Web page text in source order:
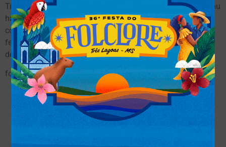
Treze vítimas estão hospitalizadas. Inicialmente, o Consamu
havia confirmado oito mortos, mas a informação foi
corrigida para sete óbitos. O mesmo aconteceu com os
feridos, que passaram de 15 para 13, segundo a Prefeitura
de Pato Bragado.
fonte:noticias R7